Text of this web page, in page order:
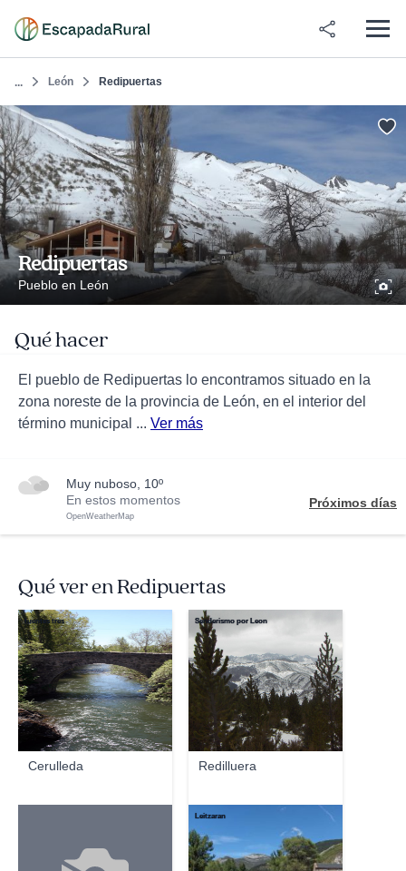
... León Redipuertas
Redipuertas
Pueblo en León
Qué hacer
El pueblo de Redipuertas lo encontramos situado en la
zona noreste de la provincia de León, en el interior del
término municipal ... Ver más
muy nuboso, 10º
En estos momentos
OpenWeatherMap
Próximos días
Qué ver en Redipuertas
Cerulleda
fuentes tres
Redilluera
Senderismo por Leon
Leitzaran